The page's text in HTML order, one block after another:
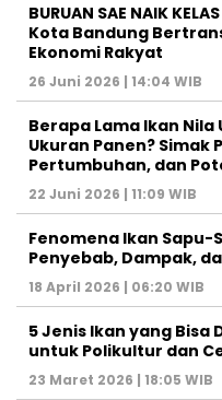
BURUAN SAE NAIK
Kota Bandung
Ekonomi Rakyat
26 Juni 2026 | 14:04 WIB
Berapa Lama Ikan
Ukuran Panen? Simak
Pertumbuhan, dan
22 Juni 2026 | 11:09 WIB
Fenomena Ikan Sapu-
Penyebab, Dampak,
18 April 2026 | 06:20 WIB
5 Jenis Ikan yang Bisa
untuk Polikultur dan
23 Maret 2026 | 18:05 WIB